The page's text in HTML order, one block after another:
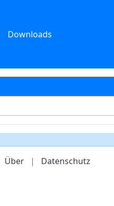
Downloads
Über | Datenschutz